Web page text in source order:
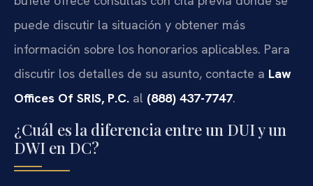
puede discutir la situación y obtener más
información sobre los honorarios aplicables. Para
discutir los detalles de su asunto, contacte a Law
Offices Of SRIS, P.C. al (888) 437-7747.
¿Cuál es la diferencia entre un DUI y un
DWI en DC?